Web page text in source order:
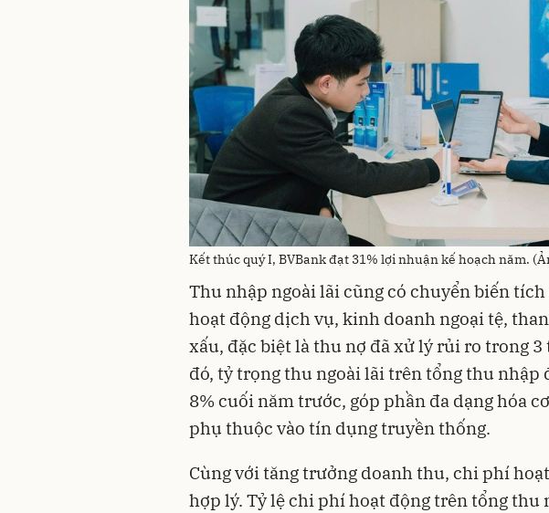
Kết thúc quý I, BVBank đạt 31% lợi nhuận kế hoạch năm.
Thu nhập ngoài lãi cũng có chuyển biến
hoạt động dịch vụ, kinh doanh ngoại tệ,
xấu, đặc biệt là thu nợ đã xử lý rủi ro trong 3
đó, tỷ trọng thu ngoài lãi trên tổng thu nhập
8% cuối năm trước, góp phần đa dạng hóa
phụ thuộc vào tín dụng truyền thống.
Cùng với tăng trưởng doanh thu, chi phí
hợp lý. Tỷ lệ chi phí hoạt động trên tổng thu